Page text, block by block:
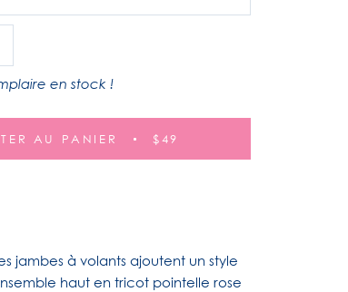
en stock !
AU PANIER $49
jambes à volants ajoutent un style
haut en tricot pointelle rose